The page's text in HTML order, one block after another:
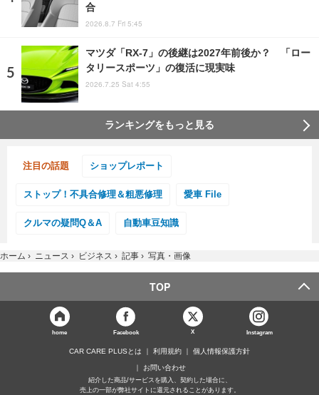
合
2026.8.7 Fri 5:45
マツダ「RX-7」の後継は2027年前後か？ 「ロー
タリースポーツ」の復活に現実味
2026.7.25 Sat 4:55
ランキングをもっと見る
注目の話題 ショップレポート
ストップ！不具合修理＆粗悪修理 愛車 File
クルマの疑問Q＆A 自動車豆知識
ホーム › ニュース › ビジネス › 記事 › 写真・画像
TOP
home Facebook X Instagram
CAR CARE PLUSとは 利用規約 個人情報保護方針
お問い合わせ
紹介した商品/サービスを購入、契約した場合に、
売上の一部が弊社サイトに還元されることがあります。